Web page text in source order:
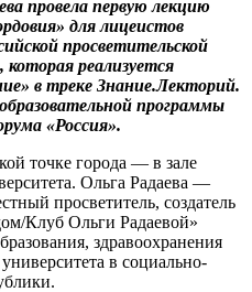
провела первую лекцию
для лицеистов
просветительской
реализуется
в треке Знание.Лекторий.
программы
«Россия».
точке города — в зале
Ольга Радаева —
просветитель, создатель
Клуб Ольги Радаевой»
здравоохранения
в социально-